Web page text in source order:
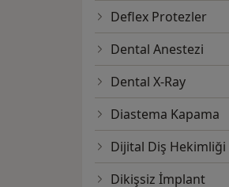
Deflex Protezler
Dental Anestezi
Dental X-Ray
Diastema Kapama
Dijital Diş Hekimliği
Dikişsiz İmplant